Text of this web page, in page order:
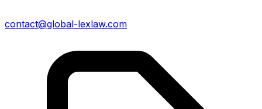
contact@global-lexlaw.com